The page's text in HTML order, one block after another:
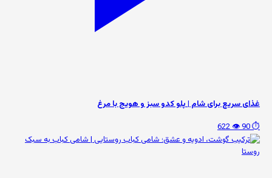
غذای سریع برای شام | پلو کدو سبز و هویج با مرغ
⏱️ 90
👁️ 622